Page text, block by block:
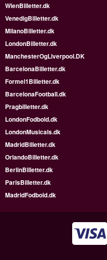
WienBilletter.dk
VenedigBilletter.dk
MilanoBilletter.dk
LondonBilletter.dk
ManchesterOgLiverpool.DK
BarcelonaBilletter.dk
Formel1Billetter.dk
BarcelonaFootball.dk
Pragbilletter.dk
LondonFodbold.dk
LondonMusicals.dk
MadridBilletter.dk
OrlandoBilletter.dk
BerlinBilletter.dk
ParisBilletter.dk
MadridFodbold.dk